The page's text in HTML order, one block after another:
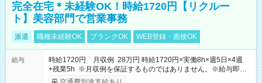
完全在宅＊未経験OK！時給1720円【リクルー
ト】美容部門で営業事務
派遣 職種未経験OK ブランクOK WEB登録・面接OK
給与
時給1720円 月収例 28万円 時給1720円×実働8h×週5日×4週
+残業5h ※月収例を保証するものではありません。※給与即受
取りサービス利用可（利用条件有）